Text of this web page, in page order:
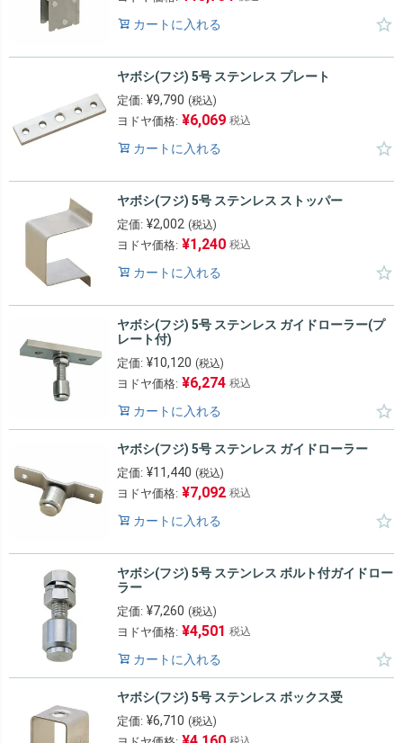
カートに入れる
ヤボシ(フジ) 5号 ステンレス プレート
定価: ¥9,790 (税込)
ヨドヤ価格: ¥6,069 税込
カートに入れる
ヤボシ(フジ) 5号 ステンレス ストッパー
定価: ¥2,002 (税込)
ヨドヤ価格: ¥1,240 税込
カートに入れる
ヤボシ(フジ) 5号 ステンレス ガイドローラー(プ
レート付)
定価: ¥10,120 (税込)
ヨドヤ価格: ¥6,274 税込
カートに入れる
ヤボシ(フジ) 5号 ステンレス ガイドローラー
定価: ¥11,440 (税込)
ヨドヤ価格: ¥7,092 税込
カートに入れる
ヤボシ(フジ) 5号 ステンレス ボルト付ガイドロー
ラー
定価: ¥7,260 (税込)
ヨドヤ価格: ¥4,501 税込
カートに入れる
ヤボシ(フジ) 5号 ステンレス ボックス受
定価: ¥6,710 (税込)